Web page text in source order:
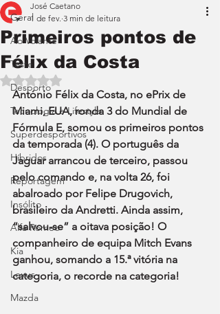
Geral
Ao Volante
Teste
Desporto
Tecnologia e Lifestyle
Superdesportivos
Híbridos
Reportagem
Insólito
Alfa Romeo
Kia
Lexus
Mazda
Primeiros pontos de
Félix da Costa
José Caetano
1 de fev. 3 min de leitura
Avaliado com NaN de 5 estrelas.
António Félix da Costa, no ePrix de
Miami, EUA, ronda 3 do Mundial de
Fórmula E, somou os primeiros pontos
da temporada (4). O português da
Jaguar arrancou de terceiro, passou
pelo comando e, na volta 26, foi
abalroado por Felipe Drugovich,
brasileiro da Andretti. Ainda assim,
“salvou-se” a oitava posição! O
companheiro de equipa Mitch Evans
ganhou, somando a 15.ª vitória na
categoria, o recorde na categoria!